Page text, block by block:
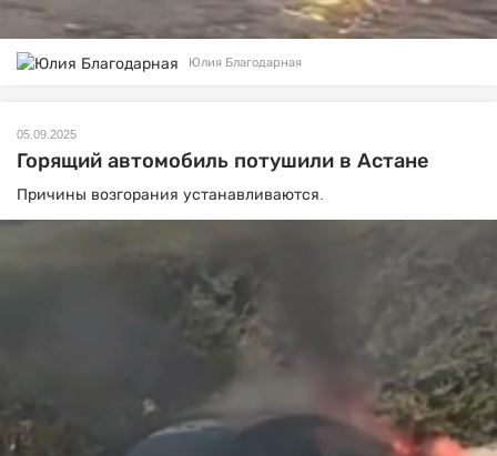
Юлия Благодарная
05.09.2025
Горящий автомобиль потушили в Астане
Причины возгорания устанавливаются.